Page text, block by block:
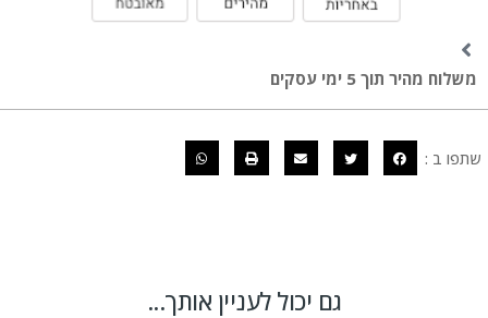
משלוח מהיר תוך 5 ימי עסקים
שתפו ב :
גם יכול לעניין אותך...